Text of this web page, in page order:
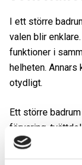
I ett större
valen blir
funktioner i
helheten.
otydligt.
Ett större
förvaring,
hur rummet
ska tåla